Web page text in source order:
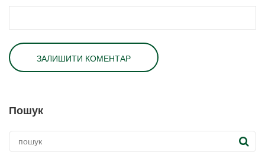
Пошук